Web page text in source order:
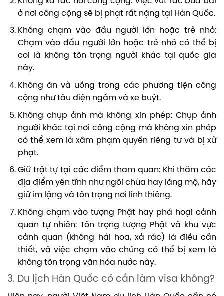
ở nơi công cộng sẽ bị phạt rất nặng tại Hàn Quốc.
Không chạm vào đầu người lớn hoặc trẻ nhỏ:
Chạm vào đầu người lớn hoặc trẻ nhỏ có thể bị
coi là không tôn trọng người khác tại quốc gia
này.
Không ăn và uống trong các phương tiện công
cộng như tàu điện ngầm và xe buýt.
Không chụp ảnh mà không xin phép: Chụp ảnh
người khác tại nơi công cộng mà không xin phép
có thể xem là xâm phạm quyền riêng tư và bị xử
phạt.
Giữ trật tự tại các điểm tham quan: Khi thăm các
địa điểm yên tĩnh như ngôi chùa hay lăng mộ, hãy
giữ im lặng và tôn trọng nơi linh thiêng.
Không chạm vào tượng Phật hay phá hoại cảnh
quan tự nhiên: Tôn trọng tượng Phật và khu vực
cảnh quan (không hái hoa, xả rác) là điều cần
thiết, và việc chạm vào chúng có thể bị xem là
không tôn trọng văn hóa nước này.
3. Du lịch Hàn Quốc có cần làm visa không?